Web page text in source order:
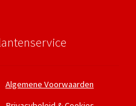
Algemene Voorwaarden